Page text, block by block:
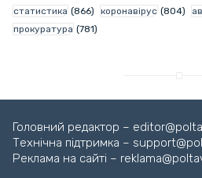
статистика (866) коронавірус (804)
прокуратура (781)
Головний редактор –
Технічна підтримка –
Реклама на сайті –